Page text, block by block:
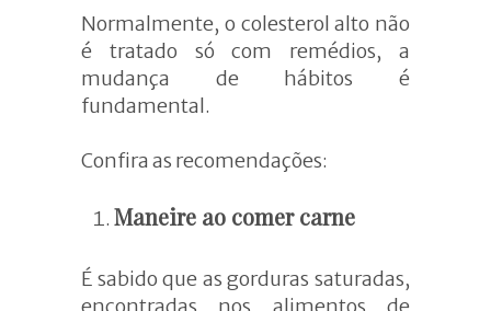
Normalmente, o colesterol alto não
é tratado só com remédios, a
mudança de hábitos é
fundamental.
Confira as recomendações:
Maneire ao comer carne
É sabido que as gorduras saturadas,